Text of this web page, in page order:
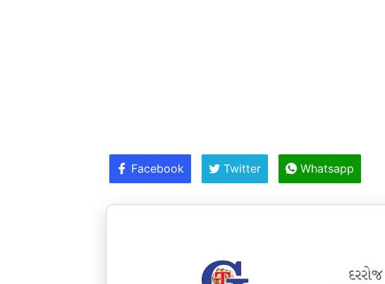
Facebook Twitter Whatsapp